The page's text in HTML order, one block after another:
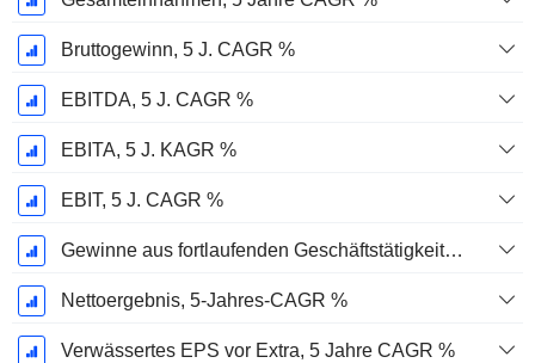
Bruttogewinn, 5 J. CAGR %
EBITDA, 5 J. CAGR %
EBITA, 5 J. KAGR %
EBIT, 5 J. CAGR %
Gewinne aus fortlaufenden Geschäftstätigkeiten, 5-Jahres-CAGR %
Nettoergebnis, 5-Jahres-CAGR %
Verwässertes EPS vor Extra, 5 Jahre CAGR %